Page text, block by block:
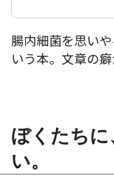
腸内細菌を思い
いう本。文章の癖
ぼくたち
い。